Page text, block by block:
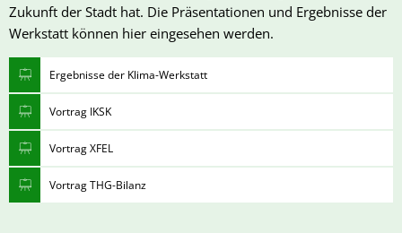
Zukunft der Stadt hat. Die Präsentationen und Ergebnisse der
Werkstatt können hier eingesehen werden.
Ergebnisse der Klima-Werkstatt
Vortrag IKSK
Vortrag XFEL
Vortrag THG-Bilanz